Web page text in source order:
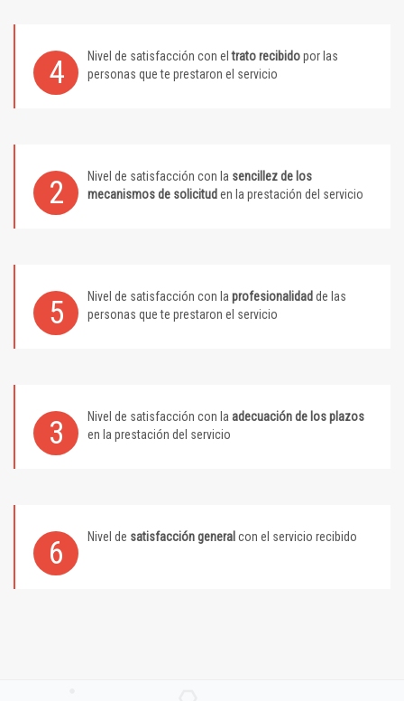
4 Nivel de satisfacción con eltrato recibidopor las
personas que te prestaron el servicio
2 Nivel de satisfacción con la sencillez de los
mecanismos de solicitud en la prestación del servicio
5 Nivel de satisfacción con la profesionalidad de las
personas que te prestaron el servicio
3 Nivel de satisfacción con la adecuación de los plazos
en la prestación del servicio
6 Nivel de satisfacción general con el servicio recibido